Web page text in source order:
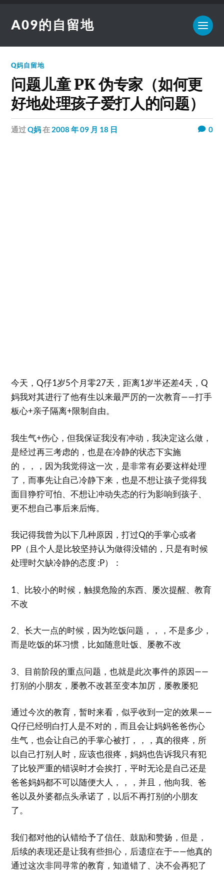
A09的自留地
Q妈自留地
问题儿童 PK 伪专家（如何更
好地处理孩子爱打人的问题）
通过Q妈在 2008 年 09 月 18 日 0
今天，Q仔1岁5个月零27天，距离1岁半还差4天，Q
妈我对其进行了他有生以来最严厉的一次教育——打手
板心+亲子隔离+限制自由。
我生气+伤心，但我保证我没有冲动，我决定这么做，
是经过再三考虑的，也是在冷静的状态下实施
的，，，因为我觉得这一次，是非常有必要这样处理
了，而事先让自己冷静下来，也是不想让孩子觉得我
面目狰狞可怕、不想让冲动失态的行为影响到孩子、
更不想自己事后来后悔。
我记得我曾为以下几种原因，打过Q的手掌心或者
PP（且个人是比较坚持认为做得没错的，只是有时候
处理时欠缺冷静的态度 :P）：
1、比较小的时候，触摸危险的东西、屡次提醒、教育
不改
2、长大一点的时候，因为吃饭问题，，，不是多少，
而是吃饭的坏习惯，比如随意吐饭、屡教不改
3、目前阶段的重点问题，也就是此次事件的原因——
打别的小朋友，屡教不改甚至变本加厉，屡教屡犯
通过今次的教育，暂时来看，似乎收到一定的效果——
Q仔已经明白打人是不对的，而且会让妈妈爸爸伤心
生气，也会让自己的手掌心被打，，，真的很疼，所
以自己打别人时，应该也很疼，妈妈也告诉我只有犯
了比较严重的错误时才会挨打，平时无论是自己还是
爸爸妈妈都不可以随便大人，，，并且，他向我、爸
爸以及外婆都点头承诺了，以后不再打别的小朋友
了。
我们都对他的认错给予了信任、鼓励和赞扬，但是，
后续的表现还是让我有些担心，后遗症在于——他真的
通过这次非同寻常的教育，知道错了、决不会再犯了